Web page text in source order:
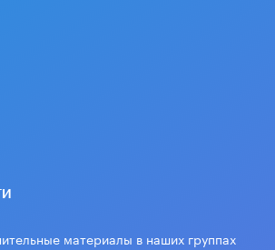
материалы в наших группах